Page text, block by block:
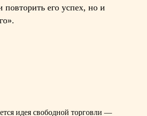
повторить его успех, но и
идея свободной торговли —